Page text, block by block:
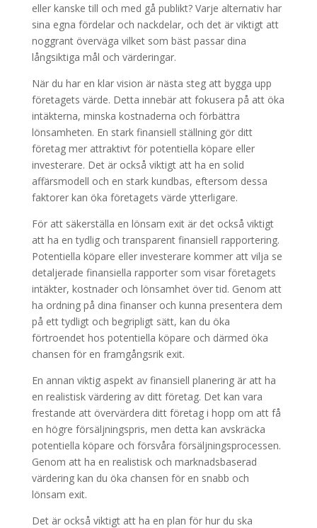
eller kanske till och med gå publikt? Varje alternativ har
sina egna fördelar och nackdelar, och det är viktigt att
noggrant överväga vilket som bäst passar dina
långsiktiga mål och värderingar.
När du har en klar vision är nästa steg att bygga upp
företagets värde. Detta innebär att fokusera på att öka
intäkterna, minska kostnaderna och förbättra
lönsamheten. En stark finansiell ställning gör ditt
företag mer attraktivt för potentiella köpare eller
investerare. Det är också viktigt att ha en solid
affärsmodell och en stark kundbas, eftersom dessa
faktorer kan öka företagets värde ytterligare.
För att säkerställa en lönsam exit är det också viktigt
att ha en tydlig och transparent finansiell rapportering.
Potentiella köpare eller investerare kommer att vilja se
detaljerade finansiella rapporter som visar företagets
intäkter, kostnader och lönsamhet över tid. Genom att
ha ordning på dina finanser och kunna presentera dem
på ett tydligt och begripligt sätt, kan du öka
förtroendet hos potentiella köpare och därmed öka
chansen för en framgångsrik exit.
En annan viktig aspekt av finansiell planering är att ha
en realistisk värdering av ditt företag. Det kan vara
frestande att övervärdera ditt företag i hopp om att få
en högre försäljningspris, men detta kan avskräcka
potentiella köpare och försvåra försäljningsprocessen.
Genom att ha en realistisk och marknadsbaserad
värdering kan du öka chansen för en snabb och
lönsam exit.
Det är också viktigt att ha en plan för hur du ska